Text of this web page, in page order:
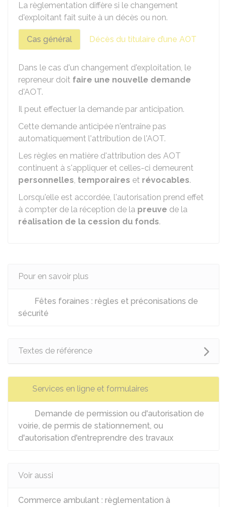
La règlementation diffère si le changement
d'exploitant fait suite à un décès ou non.
Cas général Décès du titulaire d’une AOT
Dans le cas d'un changement d'exploitation, le
repreneur doit faire une nouvelle demande
d'AOT.
Il peut effectuer la demande par anticipation.
Cette demande anticipée n'entraîne pas
automatiquement l'attribution de l'AOT.
Les règles en matière d'attribution des AOT
continuent à s'appliquer et celles-ci demeurent
personnelles, temporaires et révocables.
Lorsqu'elle est accordée, l'autorisation prend effet
à compter de la réception de la preuve de la
réalisation de la cession du fonds.
Pour en savoir plus
Fêtes foraines : règles et préconisations de
sécurité
Textes de référence
Services en ligne et formulaires
Demande de permission ou d'autorisation de
voirie, de permis de stationnement, ou
d'autorisation d'entreprendre des travaux
Voir aussi
Commerce ambulant : règlementation à